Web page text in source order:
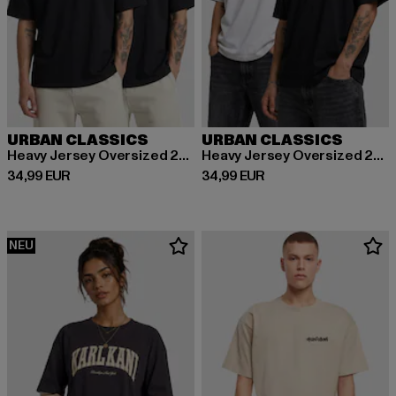
URBAN CLASSICS
Heavy Jersey Oversized 2-Pack
34,99 EUR
Derzeitiger Preis: 34,99 EUR
URBAN CLASSICS
Heavy Jersey Oversized 2-Pack
34,99 EUR
Derzeitiger Preis: 34,99 EUR
NEU